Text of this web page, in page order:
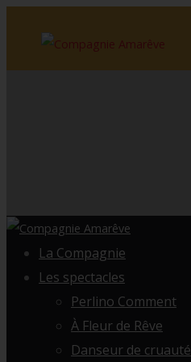
La Compagnie
Les spectacles
Perlino Comment
À Fleur de Rêve
Danseur de cruauté